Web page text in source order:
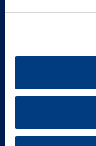
FAQ
Governance